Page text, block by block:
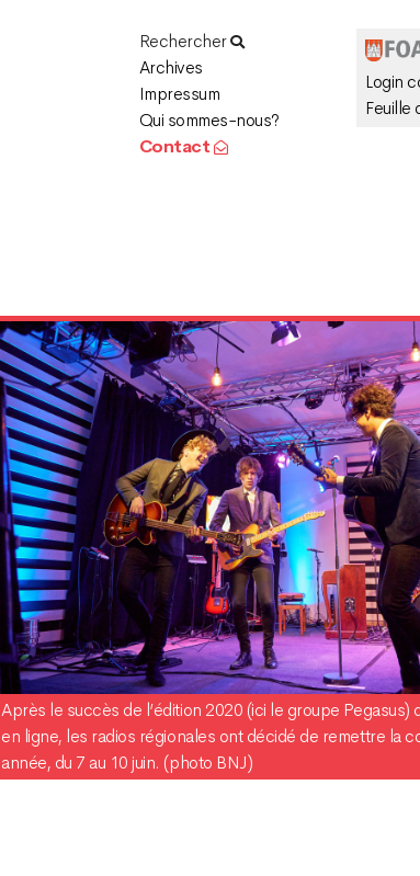
Rechercher
Archives
Impressum
Qui sommes-nous?
Contact
Login
Feuille
Après le succès de l’édition 2020 (ici le groupe Pegasus)
en ligne, les radios régionales ont décidé de remettre la
année, du 7 au 10 juin. (photo BNJ)